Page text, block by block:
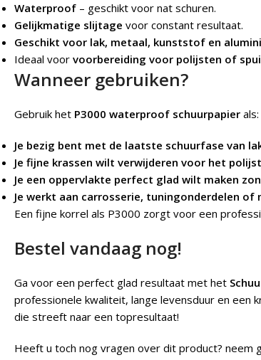
Waterproof – geschikt voor nat schuren.
Gelijkmatige slijtage voor constant resultaat.
Geschikt voor lak, metaal, kunststof en
Ideaal voor voorbereiding voor polijsten of
Wanneer gebruiken?
Gebruik het P3000 waterproof schuurpapier als:
Je bezig bent met de laatste schuurfase van
Je fijne krassen wilt verwijderen voor het
Je een oppervlakte perfect glad wilt maken
Je werkt aan carrosserie, tuningonderdelen of
Een fijne korrel als P3000 zorgt voor een
Bestel vandaag nog!
Ga voor een perfect glad resultaat met het
professionele kwaliteit, lange levensduur en een
die streeft naar een topresultaat!
Heeft u toch nog vragen over dit product? neem